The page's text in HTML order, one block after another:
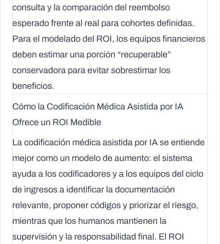
consulta y la comparación del reembolso
esperado frente al real para cohortes definidas.
Para el modelado del ROI, los equipos financieros
deben estimar una porción “recuperable”
conservadora para evitar sobrestimar los
beneficios.
Cómo la Codificación Médica Asistida por IA
Ofrece un ROI Medible
La codificación médica asistida por IA se entiende
mejor como un modelo de aumento: el sistema
ayuda a los codificadores y a los equipos del ciclo
de ingresos a identificar la documentación
relevante, proponer códigos y priorizar el riesgo,
mientras que los humanos mantienen la
supervisión y la responsabilidad final. El ROI